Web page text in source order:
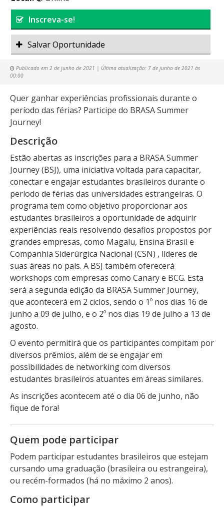
Inscreva-se!
Salvar Oportunidade
Publicado em 2 de junho de 2021 | Última atualização: 7 de junho de 2021 às
00:00
Quer ganhar experiências profissionais durante o
período das férias? Participe do BRASA Summer
Journey!
Descrição
Estão abertas as inscrições para a BRASA Summer
Journey (BSJ), uma iniciativa voltada para capacitar,
conectar e engajar estudantes brasileiros durante o
período de férias das universidades estrangeiras. O
programa tem como objetivo proporcionar aos
estudantes brasileiros a oportunidade de adquirir
experiências reais resolvendo desafios propostos por
grandes empresas, como Magalu, Ensina Brasil e
Companhia Siderúrgica Nacional (CSN) , líderes de
suas áreas no país. A BSJ também oferecerá
workshops com empresas como Canary e BCG. Esta
será a segunda edição da BRASA Summer Journey,
que acontecerá em 2 ciclos, sendo o 1º nos dias 16 de
junho a 09 de julho, e o 2º nos dias 19 de julho a 13 de
agosto.
O evento permitirá que os participantes compitam por
diversos prêmios, além de se engajar em
possibilidades de networking com diversos
estudantes brasileiros atuantes em áreas similares.
As inscrições acontecem até o dia 06 de junho, não
fique de fora!
Quem pode participar
Podem participar estudantes brasileiros que estejam
cursando uma graduação (brasileira ou estrangeira),
ou recém-formados (há no máximo 2 anos).
Como participar